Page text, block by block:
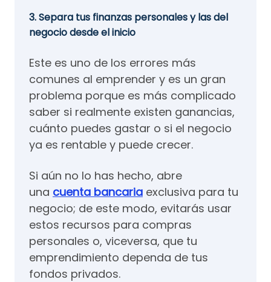
3. Separa tus finanzas personales y las del
negocio desde el inicio
Este es uno de los errores más
comunes al emprender y es un gran
problema porque es más complicado
saber si realmente existen ganancias,
cuánto puedes gastar o si el negocio
ya es rentable y puede crecer.
Si aún no lo has hecho, abre
una cuenta bancaria exclusiva para tu
negocio; de este modo, evitarás usar
estos recursos para compras
personales o, viceversa, que tu
emprendimiento dependa de tus
fondos privados.